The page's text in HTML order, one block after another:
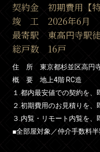
契約金 初期費用【特
竣 工 2026年6月
最寄駅 東高円寺駅
総戸数 16戸
住 所 東京都杉並区高円
概 要 地上4階 RC造
１.都内最安値での契約を、
２.初期費用のお見積りを、
３.内覧・リモート内覧を、
■全部屋対象／仲介手数料